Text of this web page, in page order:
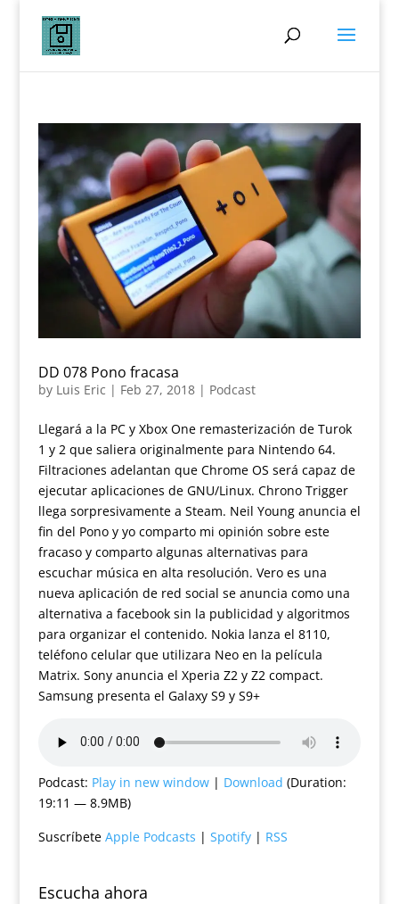
DD 078 Pono fracasa
by Luis Eric | Feb 27, 2018| Podcast
Llegará a la PC y Xbox One remasterización de Turok
1 y 2 que saliera originalmente para Nintendo 64.
Filtraciones adelantan que Chrome OS será capaz de
ejecutar aplicaciones de GNU/Linux. Chrono Trigger
llega sorpresivamente a Steam. Neil Young anuncia el
fin del Pono y yo comparto mi opinión sobre este
fracaso y comparto algunas alternativas para
escuchar música en alta resolución. Vero es una
nueva aplicación de red social se anuncia como una
alternativa a facebook sin la publicidad y algoritmos
para organizar el contenido. Nokia lanza el 8110,
teléfono celular que utilizara Neo en la película
Matrix. Sony anuncia el Xperia Z2 y Z2 compact.
Samsung presenta el Galaxy S9 y S9+
Podcast: Play in new window| Download (Duration:
19:11 — 8.9MB)
Suscríbete Apple Podcasts | Spotify| RSS
Escucha ahora